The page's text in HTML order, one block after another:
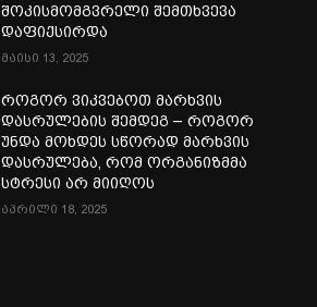
შოკისმომგვრელი შემთხვევა
დაფიქსირდა
მაისი 13, 2025
როგორ ვიკვებოთ მარხვის
დასრულების შემდეგ – როგორ
უნდა მოხდეს სწორად მარხვის
დასრულება, რომ ორგანიზმმა
სტრესი არ მიიღოს
აპრილი 18, 2025